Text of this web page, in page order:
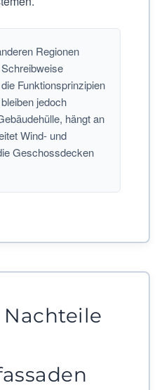
Regionen
Funktionsprinzipien
jedoch
hängt an
Wind- und
Geschossdecken